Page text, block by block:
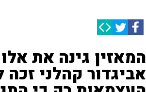
המאזין גינה את
אביגדור קהלני